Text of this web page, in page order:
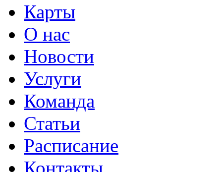
Карты
О нас
Новости
Услуги
Команда
Статьи
Расписание
Контакты